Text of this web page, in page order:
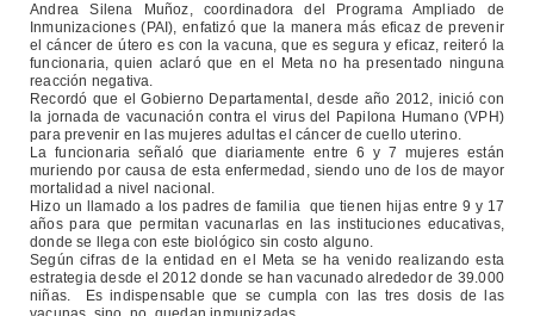
Andrea Silena Muñoz, coordinadora del Programa Ampliado de
Inmunizaciones (PAI), enfatizó que la manera más eficaz de prevenir
el cáncer de útero es con la vacuna, que es segura y eficaz, reiteró la
funcionaria, quien aclaró que en el Meta no ha presentado ninguna
reacción negativa.
Recordó que el Gobierno Departamental, desde año 2012, inició con
la jornada de vacunación contra el virus del Papilona Humano (VPH)
para prevenir en las mujeres adultas el cáncer de cuello uterino.
La funcionaria señaló que diariamente entre 6 y 7 mujeres están
muriendo por causa de esta enfermedad, siendo uno de los de mayor
mortalidad a nivel nacional.
Hizo un llamado a los padres de familia que tienen hijas entre 9 y 17
años para que permitan vacunarlas en las instituciones educativas,
donde se llega con este biológico sin costo alguno.
Según cifras de la entidad en el Meta se ha venido realizando esta
estrategia desde el 2012 donde se han vacunado alrededor de 39.000
niñas. Es indispensable que se cumpla con las tres dosis de las